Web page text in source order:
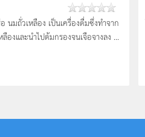
นมถั่วเหลือง เป็นเครื่องดื่มซึ่งทำจาก
องและนำไปต้มกรองจนเจือจางลง ...